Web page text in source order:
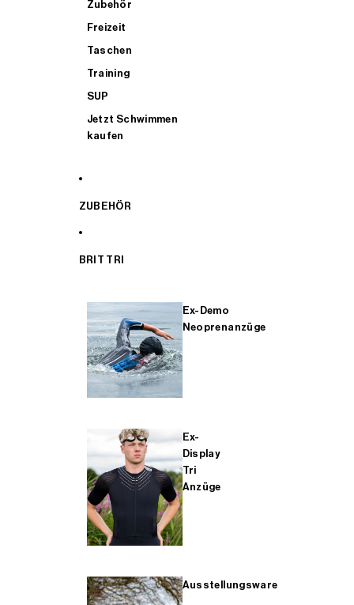
Zubehör
Freizeit
Taschen
Training
SUP
Jetzt Schwimmen
kaufen
ZUBEHÖR
BRIT TRI
Ex-Demo
Neoprenanzüge
Ex-
Display
Tri
Anzüge
Ausstellungsware